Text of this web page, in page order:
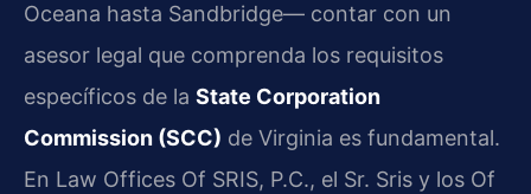
Oceana hasta Sandbridge— contar con un
asesor legal que comprenda los requisitos
específicos de la State Corporation
Commission (SCC) de Virginia es fundamental.
En Law Offices Of SRIS, P.C., el Sr. Sris y los Of